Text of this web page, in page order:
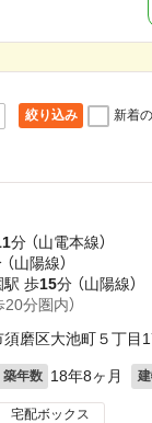
絞り込み 新着
分 （山電本線）
山陽線）
駅 歩15分 （山陽線）
分圏内）
磨区大池町５丁目
築年数 18年8ヶ月
宅配ボックス